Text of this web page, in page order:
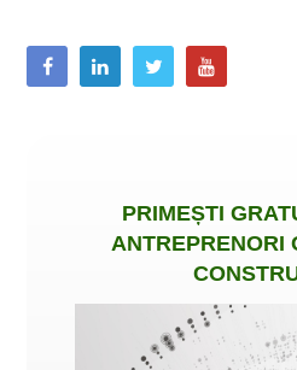
PRIMEȘTI
ANTREPRENORI